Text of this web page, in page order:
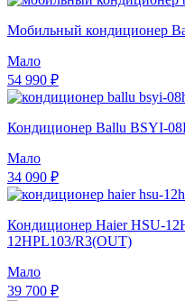
Мобильный кондиционер
Мало
54 990 ₽
Кондиционер Ballu BSYI-
Мало
34 090 ₽
Кондиционер Haier HSU-
12HPL103/R3(OUT)
Мало
39 700 ₽